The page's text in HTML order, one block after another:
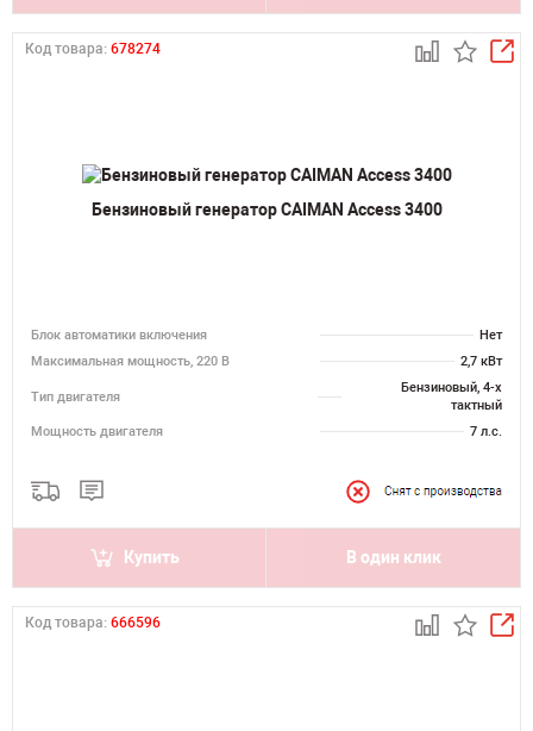
Код товара: 678274
Бензиновый генератор CAIMAN Access 3400
Блок автоматики включения
Нет
Максимальная мощность, 220 В
2,7 кВт
Тип двигателя
Бензиновый, 4-х
тактный
Мощность двигателя
7 л.с.
Купить В один клик
Код товара: 666596